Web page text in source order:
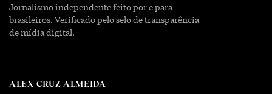
Jornalismo independente feito por e para
brasileiros. Verificado pelo selo de transparência
de mídia digital.
ALEX CRUZ ALMEIDA